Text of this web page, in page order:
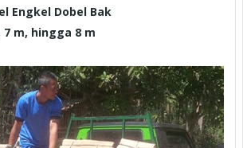
Engkel Dobel Bak
7 m, hingga 8 m